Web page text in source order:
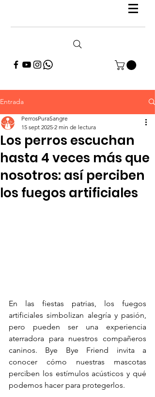
Entrada
Los perros escuchan
hasta 4 veces más que
nosotros: así perciben
los fuegos artificiales
PerrosPuraSangre
15 sept 2025 2 min de lectura
En las fiestas patrias, los fuegos
artificiales simbolizan alegría y pasión,
pero pueden ser una experiencia
aterradora para nuestros compañeros
caninos. Bye Bye Friend invita a
conocer cómo nuestras mascotas
perciben los estímulos acústicos y qué
podemos hacer para protegerlos.